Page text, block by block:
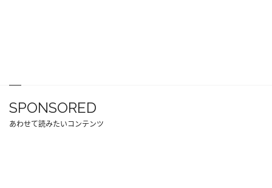
SPONSORED
あわせて読みたいコンテンツ